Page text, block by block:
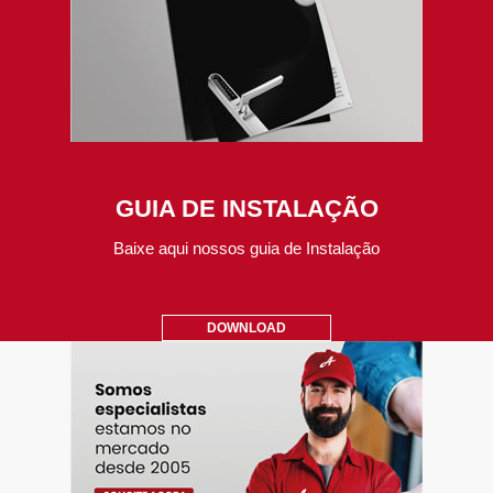
GUIA DE INSTALAÇÃO
Baixe aqui nossos guia de Instalação
DOWNLOAD